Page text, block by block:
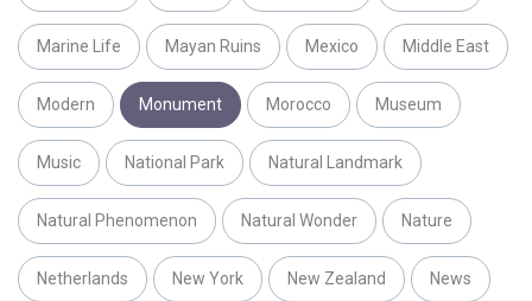
Marine Life Mayan Ruins Mexico Middle East
Modern Monument Morocco Museum
Music National Park Natural Landmark
Natural Phenomenon Natural Wonder Nature
Netherlands New York New Zealand News